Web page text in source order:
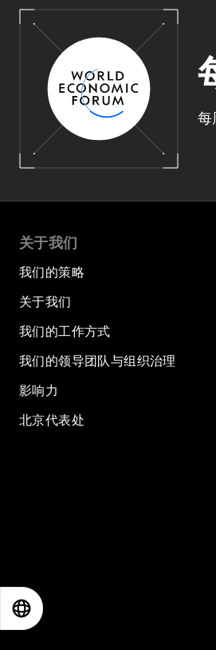
每
关于我们
我们的策略
关于我们
我们的工作方式
我们的领导团队与组织治理
影响力
北京代表处